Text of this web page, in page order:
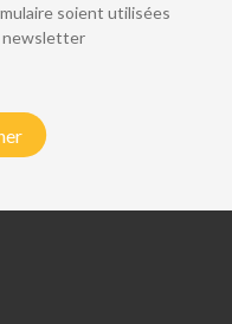
soient utilisées
newsletter